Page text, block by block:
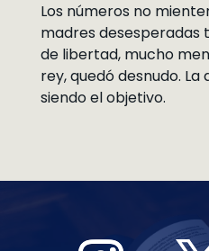
Los números no
madres desesperadas
de libertad, mucho
rey, quedó desnudo.
siendo el objetivo.